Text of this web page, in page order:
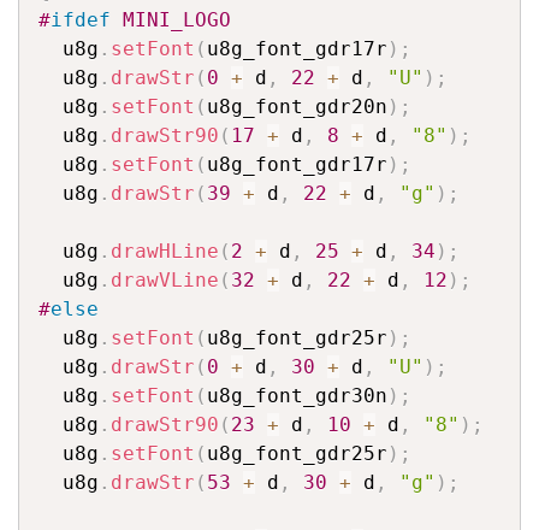
#ifdef MINI_LOGO
  u8g
. setFont ( u8g_font_gdr17r ) ;
  u8g
. drawStr ( 0 + d , 22 + d , "U" ) ;
  u8g
. setFont ( u8g_font_gdr20n ) ;
  u8g
. drawStr90 ( 17 + d , 8 + d , "8" ) ;
  u8g
. setFont ( u8g_font_gdr17r ) ;
  u8g
. drawStr ( 39 + d , 22 + d , "g" ) ;
  u8g
. drawHLine ( 2 + d , 25 + d , 34 ) ;
  u8g
. drawVLine ( 32 + d , 22 + d , 12 ) ;
#else
  u8g
. setFont ( u8g_font_gdr25r ) ;
  u8g
. drawStr ( 0 + d , 30 + d , "U" ) ;
  u8g
. setFont ( u8g_font_gdr30n ) ;
  u8g
. drawStr90 ( 23 + d , 10 + d , "8" ) ;
  u8g
. setFont ( u8g_font_gdr25r ) ;
  u8g
. drawStr ( 53 + d , 30 + d , "g" ) ;